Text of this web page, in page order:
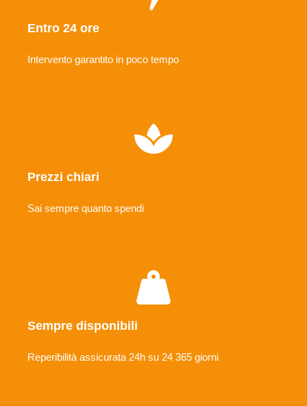
Entro 24 ore
Intervento garantito in poco tempo
Prezzi chiari
Sai sempre quanto spendi
Sempre disponibili
Reperibilità assicurata 24h su 24 365 giorni